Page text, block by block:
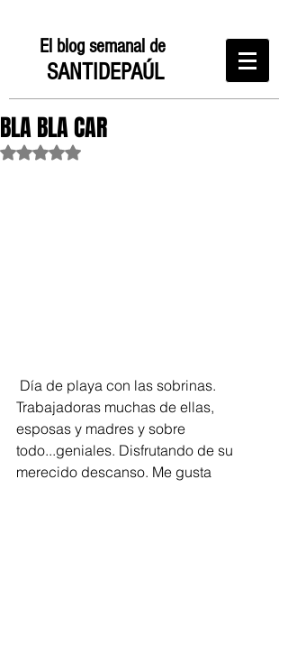
El blog semanal de
SANTIDEPAÚL
BLA BLA CAR
Obtuvo NaN de 5 estrellas.
Trabajadoras muchas de ellas,
esposas y madres y sobre
todo...geniales. Disfrutando de su
merecido descanso. Me gusta